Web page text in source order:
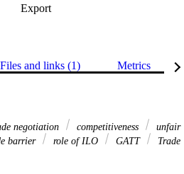
Export
Files and links (1) Metrics
negotiation competitiveness
unfair
barrier role of ILO GATT
Trade